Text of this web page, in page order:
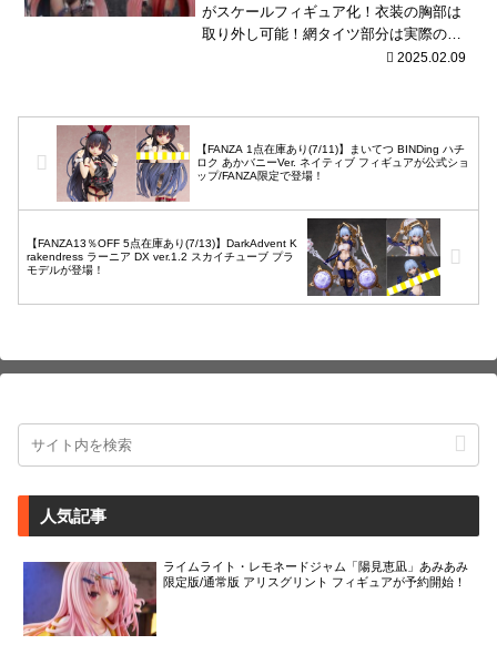
がスケールフィギュア化！衣装の胸部は
取り外し可能！網タイツ部分は実際の布
2025.02.09
【FANZA 1点在庫あり(7/11)】まいてつ BINDing ハチ
ロク あかバニーVer. ネイティブ フィギュアが公式ショ
ップ/FANZA限定で登場！
【FANZA13％OFF 5点在庫あり(7/13)】DarkAdvent K
rakendress ラーニア DX ver.1.2 スカイチューブ プラ
モデルが登場！
人気記事
ライムライト・レモネードジャム「陽見恵凪」あみあみ
限定版/通常版 アリスグリント フィギュアが予約開始！